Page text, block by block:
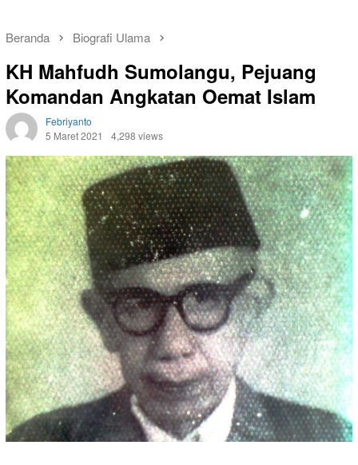
Beranda Biografi Ulama
KH Mahfudh Sumolangu, Pejuang
Komandan Angkatan Oemat Islam
Febriyanto
5 Maret 2021
4,298 views